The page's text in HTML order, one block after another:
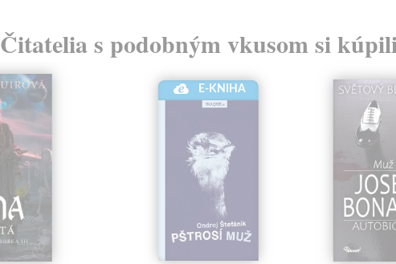
Čitatelia s podobným vkusom si
E-KNIHA